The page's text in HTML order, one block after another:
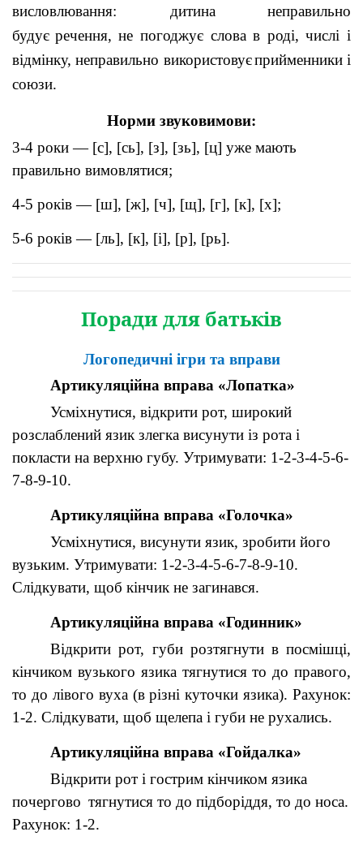
висловлювання: дитина
неправильно
будує речення, не погоджує слова в роді, числі і
відмінку, неправильно використовуєприйменники і
союзи.
Норми звуковимови:
3-4 роки — [с], [сь], [з], [зь], [ц] уже мають
правильно вимовлятися;
4-5 років — [ш], [ж], [ч], [щ], [г], [к], [х];
5-6 років — [ль], [к], [і], [р], [рь].
Поради для батьків
Логопедичні ігри та вправи
Артикуляційна вправа «Лопатка»
Усміхнутися, відкрити рот, широкий
розслаблений язик злегка висунути із рота і
покласти на верхню губу. Утримувати: 1-2-3-4-5-6-
7-8-9-10.
Артикуляційна вправа «Голочка»
Усміхнутися, висунути язик, зробити його
вузьким. Утримувати: 1-2-3-4-5-6-7-8-9-10.
Слідкувати, щоб кінчик не загинався.
Артикуляційна вправа «Годинник»
Відкрити рот, губи розтягнути в посмішці,
кінчиком вузького язика тягнутися то до правого,
то до лівого вуха (в різні куточки язика). Рахунок:
1-2. Слідкувати, щоб щелепа і губи не рухались.
Артикуляційна вправа «Гойдалка»
Відкрити рот і гострим кінчиком язика
почергово тягнутися то до підборіддя, то до носа.
Рахунок: 1-2.